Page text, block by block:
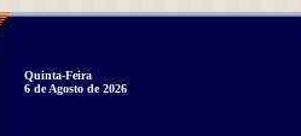
Quinta-Feira
6 de Agosto de 2026